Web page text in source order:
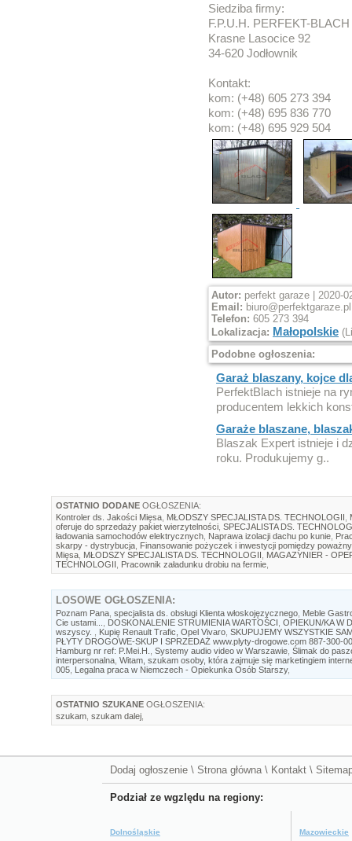
Siedziba firmy:
F.P.U.H. PERFEKT-BLACH
Krasne Lasocice 92
34-620 Jodłownik
Kontakt:
kom: (+48) 605 273 394
kom: (+48) 695 836 770
kom: (+48) 695 929 504
Autor: perfekt garaze | 2020-
Email: biuro@perfektgaraze.pl
Telefon: 605 273 394
Lokalizacja: Małopolskie
Podobne ogłoszenia:
Garaż blaszany, kojce
PerfektBlach istnieje na
producentem lekkich
Garaże blaszane,
Blaszak Expert istnieje i
roku. Produkujemy g..
OSTATNIO DODANE OGŁOSZENIA:
Kontroler ds. Jakości Mięsa MŁODSZY SPECJALISTA DS. TECHNOLOGII
oferuje do sprzedaży pakiet wierzytelności SPECJALISTA DS.
ładowania samochodów elektrycznych Naprawa izolacji dachu po kunie
skarpy - dystrybucja Finansowanie pożyczek i inwestycji pomiędzy
Mięsa MŁODSZY SPECJALISTA DS. TECHNOLOGII
MAGAZYNIER -
TECHNOLOGII
Pracownik załadunku drobiu na fermie
LOSOWE OGŁOSZENIA:
Poznam Pana specjalista ds. obsługi Klienta włoskojęzycznego Meble
Cie ustami...
DOSKONALENIE STRUMIENIA WARTOŚCI OPIEKUN/KA W
wszyscy.
Kupię Renault Trafic, Opel Vivaro SKUPUJEMY WSZYSTKIE
PŁYTY DROGOWE-SKUP I SPRZEDAŻ www.plyty-drogowe.com 887-300-
Hamburg nr ref: P.Mei.H.
Systemy audio video w Warszawie Ślimak do
interpersonalna Witam, szukam osoby, która zajmuje się marketingiem
005 Legalna praca w Niemczech - Opiekunka Osób Starszy,
OSTATNIO SZUKANE OGŁOSZENIA:
szukam szukam dalej
Dodaj ogłoszenie \ Strona główna \ Kontakt \
Podział ze wgzlędu na regiony:
Dolnośląskie Mazowieckie